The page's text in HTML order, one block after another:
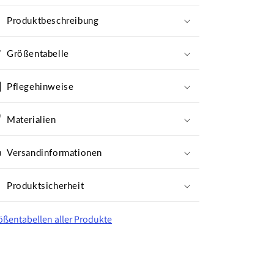
Produktbeschreibung
Größentabelle
Pflegehinweise
Materialien
Versandinformationen
Produktsicherheit
aller Produkte